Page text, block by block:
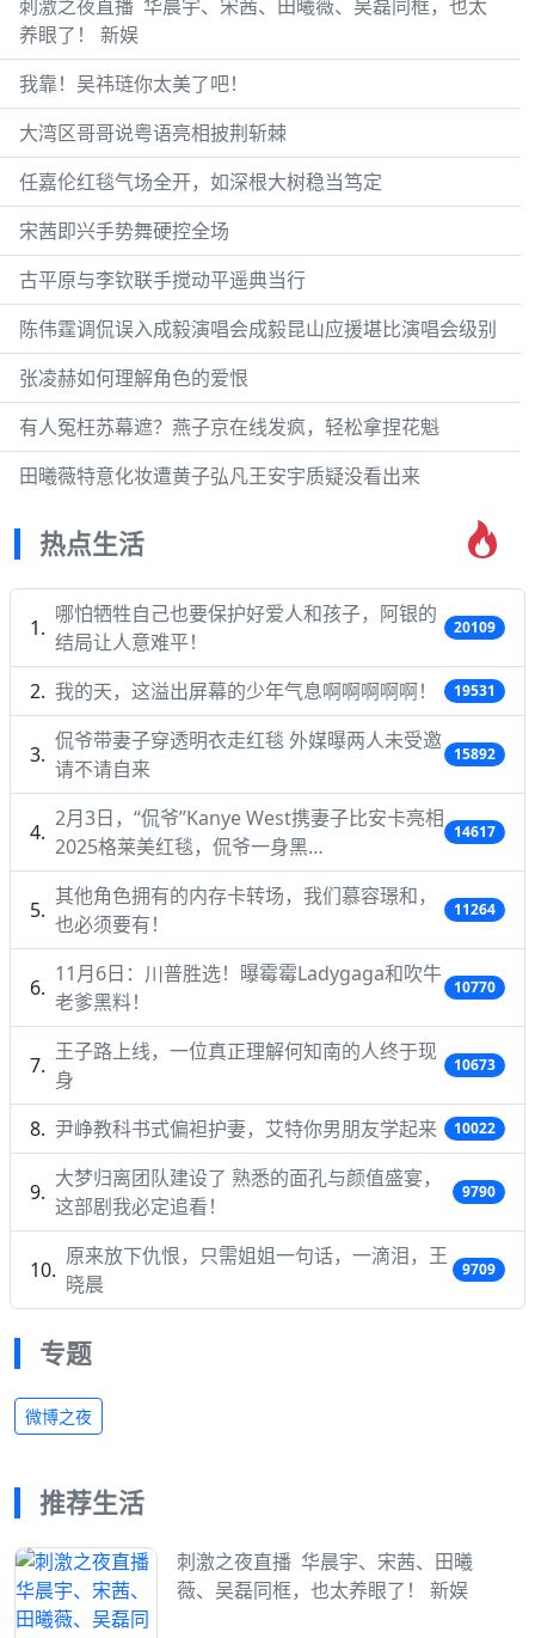
刺激之夜直播 ​ 华晨宇、宋茜、田曦薇、吴磊同框，也太
养眼了！ 新娱
我靠！吴祎琏你太美了吧！
大湾区哥哥说粤语亮相披荆斩棘
任嘉伦红毯气场全开，如深根大树稳当笃定
宋茜即兴手势舞硬控全场
古平原与李钦联手搅动平遥典当行
陈伟霆调侃误入成毅演唱会成毅昆山应援堪比演唱会级别
张凌赫如何理解角色的爱恨
有人冤枉苏幕遮？燕子京在线发疯，轻松拿捏花魁
田曦薇特意化妆遭黄子弘凡王安宇质疑没看出来
热点生活
哪怕牺牲自己也要保护好爱人和孩子，阿银的
结局让人意难平！
20109
我的天，这溢出屏幕的少年气息啊啊啊啊啊！ 19531
侃爷带妻子穿透明衣走红毯 外媒曝两人未受邀
请不请自来
15892
2月3日，“侃爷”Kanye West携妻子比安卡亮相
2025格莱美红毯，侃爷一身黑…
14617
其他角色拥有的内存卡转场，我们慕容璟和，
也必须要有！
11264
11月6日：川普胜选！曝霉霉Ladygaga和吹牛
老爹黑料！
10770
王子路上线，一位真正理解何知南的人终于现
身
10673
尹峥教科书式偏袒护妻，艾特你男朋友学起来 10022
大梦归离团队建设了 熟悉的面孔与颜值盛宴，
这部剧我必定追看！
9790
原来放下仇恨，只需姐姐一句话，一滴泪，王
晓晨
9709
专题
微博之夜
推荐生活
刺激之夜直播 ​ 华晨宇、宋茜、田曦
薇、吴磊同框，也太养眼了！ 新娱